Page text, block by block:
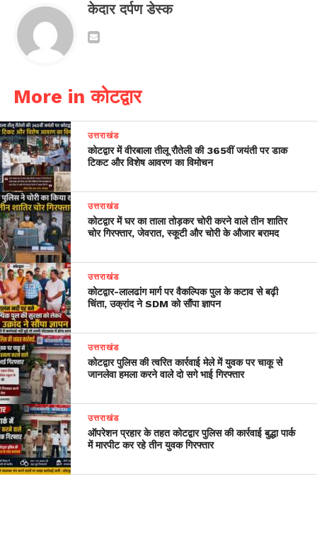
केदार दर्पण डेस्क
More in कोटद्वार
उत्तराखंड
कोटद्वार में वीरबाला तीलू रौतेली की 365वीं जयंती पर डाक
टिकट और विशेष आवरण का विमोचन
उत्तराखंड
कोटद्वार में घर का ताला तोड़कर चोरी करने वाले तीन शातिर
चोर गिरफ्तार, जेवरात, स्कूटी और चोरी के औजार बरामद
उत्तराखंड
​कोटद्वार-लालढांग मार्ग पर वैकल्पिक पुल के कटाव से बढ़ी
चिंता, उक्रांद ने SDM को सौंपा ज्ञापन
उत्तराखंड
कोटद्वार पुलिस की त्वरित कार्रवाई मेले में युवक पर चाकू से
जानलेवा हमला करने वाले दो सगे भाई गिरफ्तार
उत्तराखंड
ऑपरेशन प्रहार के तहत कोटद्वार पुलिस की कार्रवाई बुद्धा पार्क
में मारपीट कर रहे तीन युवक गिरफ्तार